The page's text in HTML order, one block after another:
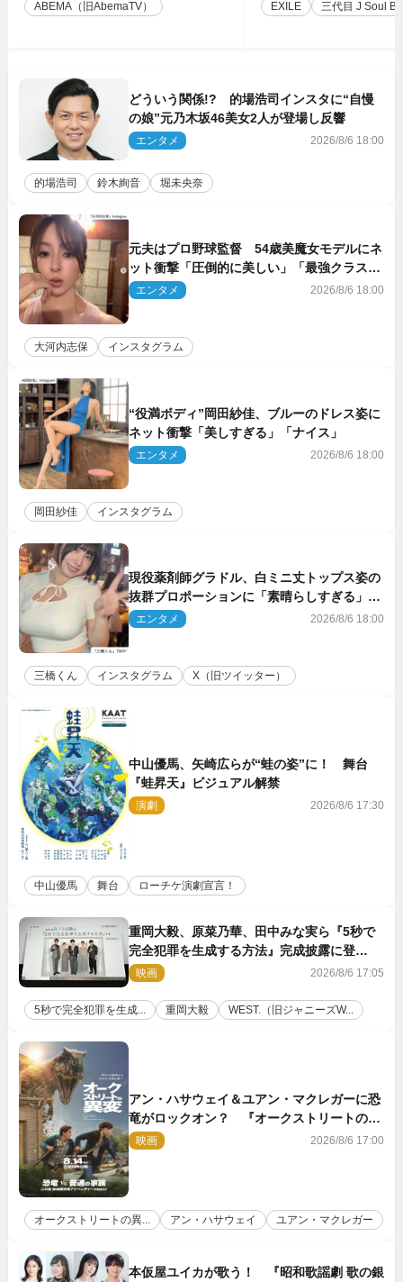
ABEMA（旧AbemaTV） EXILE 三代目 J Soul
どういう関係!? 的場浩司インスタに“自慢
の娘”元乃木坂46美女2人が登場し反響
エンタメ 2026/8/6 18:00
的場浩司 鈴木絢音 堀未央奈
元夫はプロ野球監督 54歳美魔女モデルにネ
ット衝撃「圧倒的に美しい」「最強クラス」
「うっとり」
エンタメ 2026/8/6 18:00
大河内志保 インスタグラム
“役満ボディ”岡田紗佳、ブルーのドレス姿に
ネット衝撃「美しすぎる」「ナイス」
エンタメ 2026/8/6 18:00
岡田紗佳 インスタグラム
現役薬剤師グラドル、白ミニ丈トップス姿の
抜群プロポーションに「素晴らしすぎる」
「すっっっご！」とネット絶賛
エンタメ 2026/8/6 18:00
三橋くん インスタグラム X（旧ツイッター）
中山優馬、矢崎広らが“蛙の姿”に！ 舞台
『蛙昇天』ビジュアル解禁
演劇 2026/8/6 17:30
中山優馬 舞台 ローチケ演劇宣言！
重岡大毅、原菜乃華、田中みな実ら『5秒で
完全犯罪を生成する方法』完成披露に登
壇！ それぞれのAI活用術も発表
映画 2026/8/6 17:05
5秒で完全犯罪を生成... 重岡大毅 WEST.（旧ジャニーズW...
アン・ハサウェイ＆ユアン・マクレガーに恐
竜がロックオン？ 『オークストリートの異
変』新ビジュアル＆本編映像初解禁
映画 2026/8/6 17:00
オークストリートの異... アン・ハサウェイ ユアン・マクレガー
本仮屋ユイカが歌う！ 『昭和歌謡劇 歌の銀